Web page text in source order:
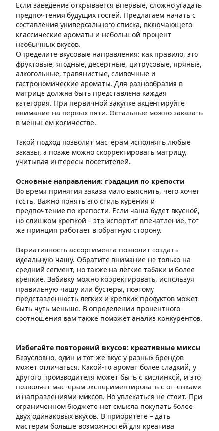
Если заведение открывается впервые, сложно угадать
предпочтения будущих гостей. Предлагаем начать с
составления универсального списка, включающего
классические ароматы и небольшой процент
необычных вкусов.
Определите вкусовые направления: как правило, это
фруктовые, ягодные, десертные, цитрусовые, пряные,
алкогольные, травянистые, сливочные и
гастрономические ароматы. Для разнообразия в
матрице должна быть представлена каждая
категория. При первичной закупке акцентируйте
внимание на первых пяти. Остальные можно заказать
в меньшем количестве.
Такой подход позволит мастерам исполнять любые
заказы, а позже можно скорректировать матрицу,
учитывая интересы посетителей.
Основные направления: градация по крепости
Во время принятия заказа мало выяснить, чего хочет
гость. Важно понять его стиль курения и
предпочтение по крепости. Если чаша будет вкусной,
но слишком крепкой – это испортит впечатление, тот
же принцип работает в обратную сторону.
Вариативность ассортимента позволит создать
идеальную чашу. Обратите внимание не только на
средний сегмент, но также на лёгкие табаки и более
крепкие. Забивку можно корректировать, используя
правильную чашу или бустеры, поэтому
представленность легких и крепких продуктов может
быть чуть меньше. В определении процентного
соотношения вам также поможет анализ конкурентов.
Избегайте повторений вкусов: креативные миксы
Безусловно, один и тот же вкус у разных брендов
может отличаться. Какой-то аромат более сладкий, у
другого производителя может быть с кислинкой, и это
позволяет мастерам экспериментировать с оттенками
и направлениями миксов. Но увлекаться не стоит. При
ограниченном бюджете нет смысла покупать более
двух одинаковых вкусов. В приоритете – дать
мастерам больше возможностей для креатива.